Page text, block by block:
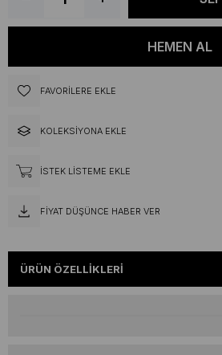
FAVORILERE EKLE
KOLEKSIYONA EKLE
İSTEK LISTEME EKLE
FIYAT DÜŞÜNCE HABER VER
ÜRÜN ÖZELLIKLERI